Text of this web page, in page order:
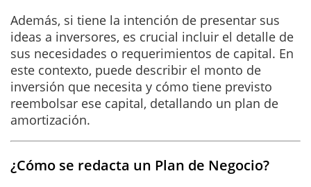
Además, si tiene la intención de presentar sus
ideas a inversores, es crucial incluir el detalle de
sus necesidades o requerimientos de capital. En
este contexto, puede describir el monto de
inversión que necesita y cómo tiene previsto
reembolsar ese capital, detallando un plan de
amortización.
¿Cómo se redacta un Plan de Negocio?